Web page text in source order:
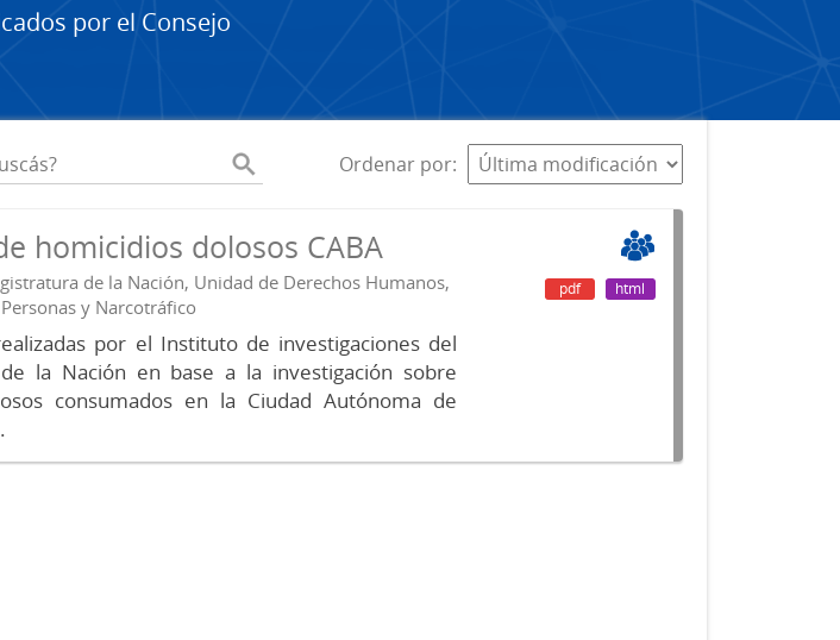
por el Consejo
Ordenar por
homicidios dolosos CABA
de la Nación, Unidad de Derechos Humanos,
y Narcotráfico
por el Instituto de investigaciones del
la Nación en base a la investigación sobre
consumados en la Ciudad Autónoma de
pdf html